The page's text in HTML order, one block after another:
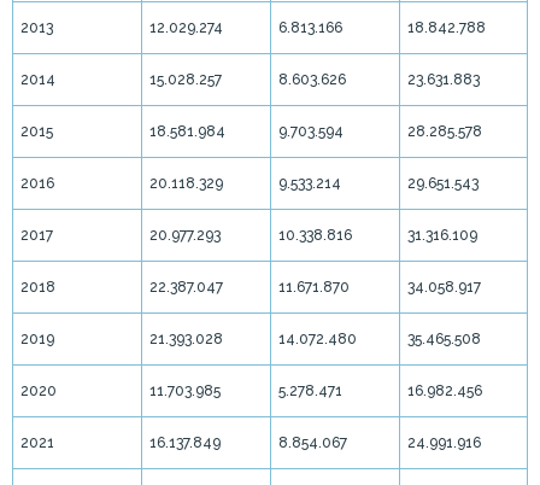
2013 12.029.274 6.813.166 18.842.788
2014 15.028.257 8.603.626 23.631.883
2015 18.581.984 9.703.594 28.285.578
2016 20.118.329 9.533.214 29.651.543
2017 20.977.293 10.338.816 31.316.109
2018 22.387.047 11.671.870 34.058.917
2019 21.393.028 14.072.480 35.465.508
2020 11.703.985 5.278.471 16.982.456
2021 16.137.849 8.854.067 24.991.916